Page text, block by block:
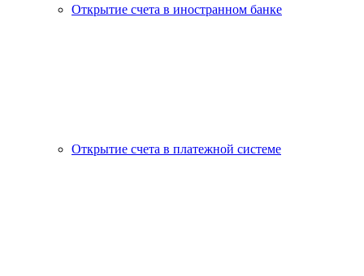
Открытие счета в иностранном банке
Открытие счета в платежной системе